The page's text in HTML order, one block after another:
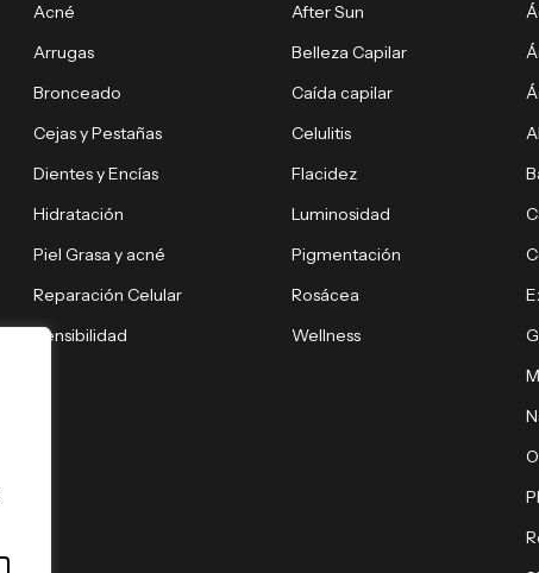
Acné
After Sun
Arrugas
Belleza Capilar
Bronceado
Caída capilar
Cejas y Pestañas
Celulitis
Dientes y Encías
Flacidez
Hidratación
Luminosidad
Piel Grasa y acné
Pigmentación
Reparación Celular
Rosácea
Sensibilidad
Wellness